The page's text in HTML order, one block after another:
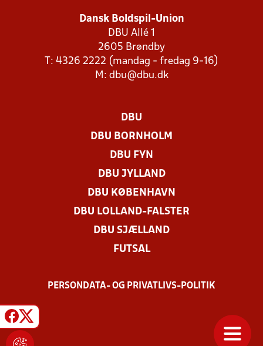
Dansk Boldspil-Union
DBU Allé 1
2605 Brøndby
T: 4326 2222 (mandag - fredag 9-16)
M: dbu@dbu.dk
DBU
DBU BORNHOLM
DBU FYN
DBU JYLLAND
DBU KØBENHAVN
DBU LOLLAND-FALSTER
DBU SJÆLLAND
FUTSAL
PERSONDATA- OG PRIVATLIVS-POLITIK